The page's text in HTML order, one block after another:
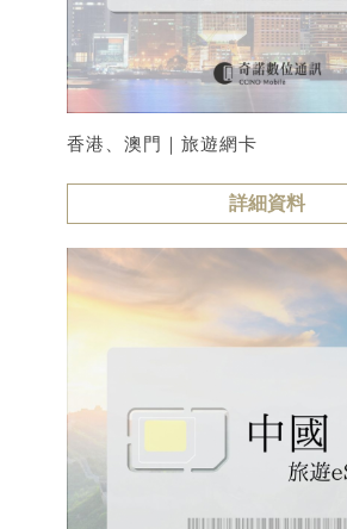
香港、澳門｜旅遊網卡
詳細資料